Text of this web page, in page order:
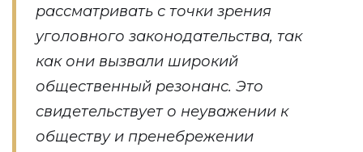
рассматривать с точки зрения
уголовного законодательства, так
как они вызвали широкий
общественный резонанс. Это
свидетельствует о неуважении к
обществу и пренебрежении